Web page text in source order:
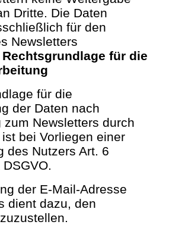
Dritte. Die Daten
für den
Newsletters
Rechtsgrundlage für die
für die
der Daten nach
zum Newsletters durch
bei Vorliegen einer
des Nutzers Art. 6
der E-Mail-Adresse
dient dazu, den